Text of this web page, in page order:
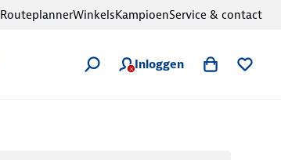
Inloggen
RouteplannerWinkelsKampioenService & contact